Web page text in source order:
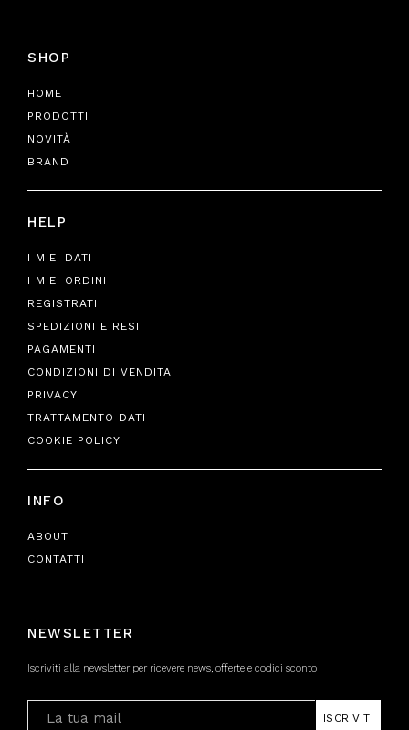
SHOP
HOME
PRODOTTI
NOVITÀ
BRAND
HELP
I MIEI DATI
I MIEI ORDINI
REGISTRATI
SPEDIZIONI E RESI
PAGAMENTI
CONDIZIONI DI VENDITA
PRIVACY
TRATTAMENTO DATI
COOKIE POLICY
INFO
ABOUT
CONTATTI
NEWSLETTER
Iscriviti alla newsletter per ricevere news, offerte e codici sconto
ISCRIVITI